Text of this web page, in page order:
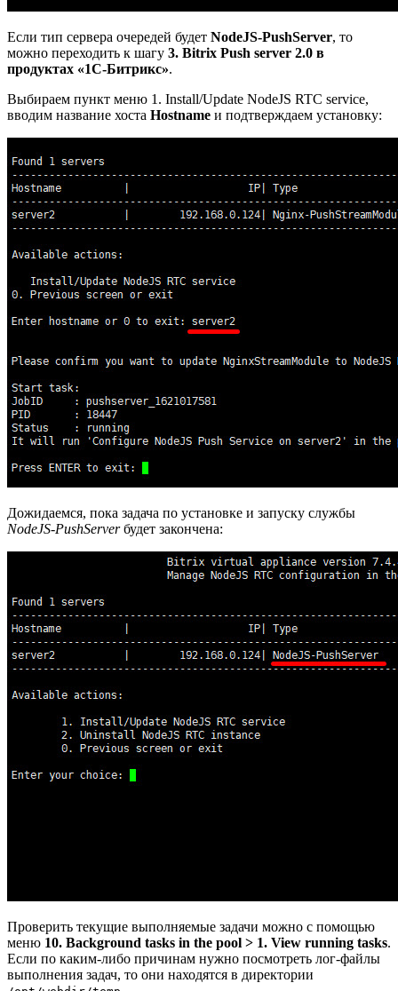
Если тип сервера очередей будет NodeJS-PushServer, то
можно переходить к шагу 3. Bitrix Push server 2.0 в
продуктах «1С-Битрикс».
Выбираем пункт меню 1. Install/Update NodeJS RTC service,
вводим название хоста Hostname и подтверждаем установку:
Дожидаемся, пока задача по установке и запуску службы
NodeJS-PushServerбудет закончена:
Проверить текущие выполняемые задачи можно с помощью
меню 10. Background tasks in the pool > 1. View running tasks.
Если по каким-либо причинам нужно посмотреть лог-файлы
выполнения задач, то они находятся в директории